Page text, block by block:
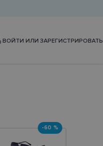
ВОЙТИ ИЛИ
-60 %